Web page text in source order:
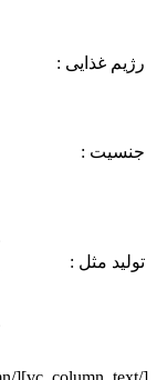
رژیم غذایی :
جنسیت :
تولید مثل :